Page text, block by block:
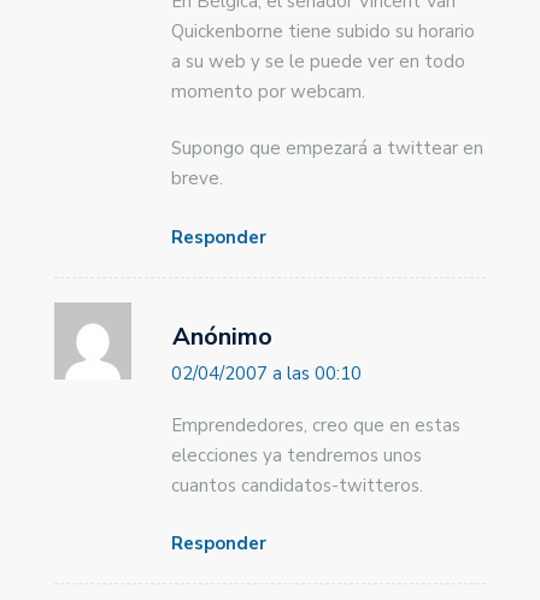
Quickenborne tiene subido su horario
a su web y se le puede ver en todo
momento por webcam.
Supongo que empezará a twittear en
breve.
Responder
Anónimo
02/04/2007 a las 00:10
Emprendedores, creo que en estas
elecciones ya tendremos unos
cuantos candidatos-twitteros.
Responder